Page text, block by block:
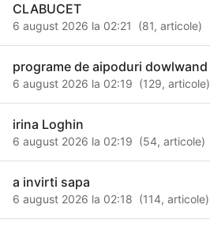
CLABUCET
6 august 2026 la 02:21 (81,articole)
programe de aipoduri dowlwand
6 august 2026 la 02:19 (129,articole)
irina Loghin
6 august 2026 la 02:19 (54,articole)
a invirti sapa
6 august 2026 la 02:18 (114,articole)